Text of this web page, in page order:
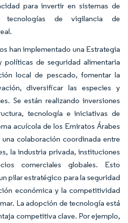
para invertir en sistemas de
tecnologías de vigilancia de
han implementado una Estrategia
políticas de seguridad alimentaria
local de pescado, fomentar la
diversificar las especies y
Se están realizando inversiones
tecnología e iniciativas de
acuícola de los Emiratos Árabes
colaboración coordinada entre
la industria privada, instituciones
comerciales globales. Esto
pilar estratégico para la seguridad
económica y la competitividad
La adopción de tecnología está
competitiva clave. Por ejemplo,